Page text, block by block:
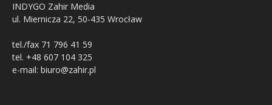
INDYGO Zahir Media
ul. Miernicza 22, 50-435 Wrocław
tel./fax 71 796 41 59
tel. +48 607 104 325
e-mail: biuro@zahir.pl